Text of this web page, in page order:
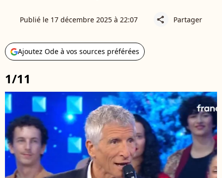
Publié le 17 décembre 2025 à 22:07 share Partager
Ajoutez Ode à vos sources préférées
1/11